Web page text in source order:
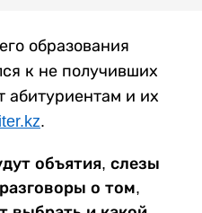
образования
к не получивших
абитуриентам и их
.
объятия, слезы
о том,